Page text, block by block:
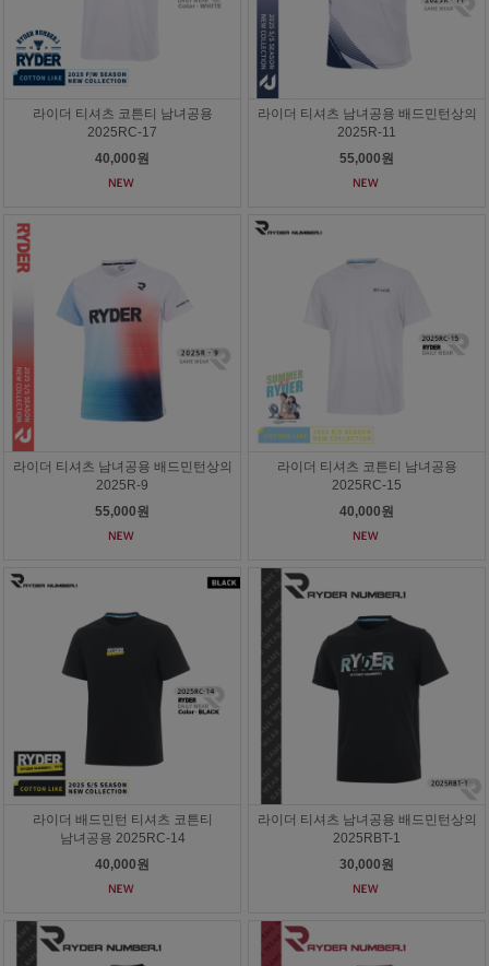
라이더 티셔츠 코튼티 남녀공용
2025RC-17
40,000원
라이더 티셔츠 남녀공용 배드민턴상의
2025R-11
55,000원
라이더 티셔츠 남녀공용 배드민턴상의
2025R-9
55,000원
라이더 티셔츠 코튼티 남녀공용
2025RC-15
40,000원
라이더 배드민턴 티셔츠 코튼티
남녀공용 2025RC-14
40,000원
라이더 티셔츠 남녀공용 배드민턴상의
2025RBT-1
30,000원